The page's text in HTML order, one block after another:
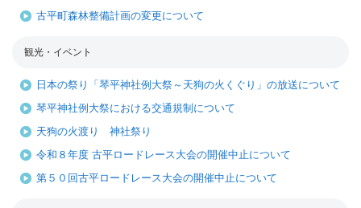
古平町森林整備計画の変更について
観光・イベント
日本の祭り「琴平神社例大祭～天狗の火くぐり」の放送について
琴平神社例大祭における交通規制について
天狗の火渡り 神社祭り
令和８年度 古平ロードレース大会の開催中止について
第５０回古平ロードレース大会の開催中止について